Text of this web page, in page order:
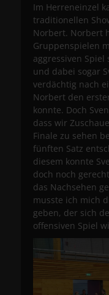
Im Herreneinzel
traditionellen
Norbert. Norbert
Gruppenspielen
aggressiven
und dabei sogar
verdächtig nach
Norbert den
konnte. Doch
dass wir
Finale zu sehen
fünften Satz
diesem konnte
doch noch
das Nachsehen
musste ich mich
geben, der sich
offensiven Spiel